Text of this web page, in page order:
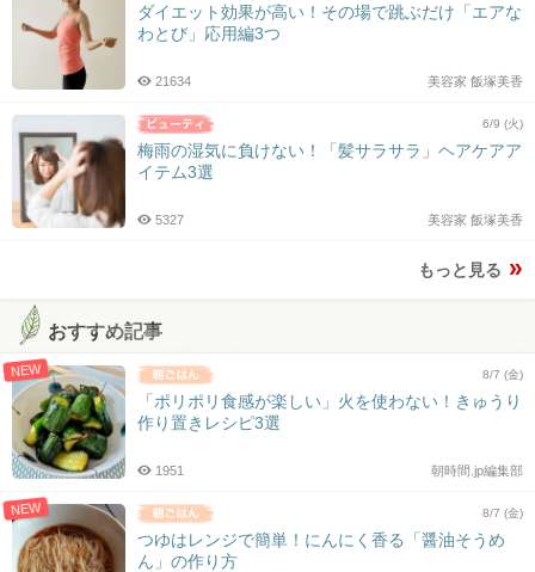
ダイエット効果が高い！その場で跳ぶだけ「エアな
わとび」応用編3つ
美容家 飯塚美香
21634
6/9 (火)
梅雨の湿気に負けない！「髪サラサラ」ヘアケアア
イテム3選
美容家 飯塚美香
5327
もっと見る
おすすめ記事
NEW 8/7 (金)
「ポリポリ食感が楽しい」火を使わない！きゅうり
作り置きレシピ3選
朝時間.jp編集部
1951
NEW 8/7 (金)
つゆはレンジで簡単！にんにく香る「醤油そうめ
ん」の作り方